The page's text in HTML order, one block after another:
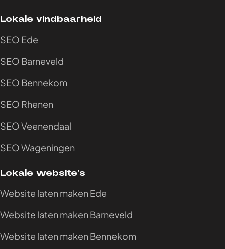
Lokale vindbaarheid
SEO Ede
SEO Barneveld
SEO Bennekom
SEO Rhenen
SEO Veenendaal
SEO Wageningen
Lokale website’s
Website laten maken Ede
Website laten maken Barneveld
Website laten maken Bennekom